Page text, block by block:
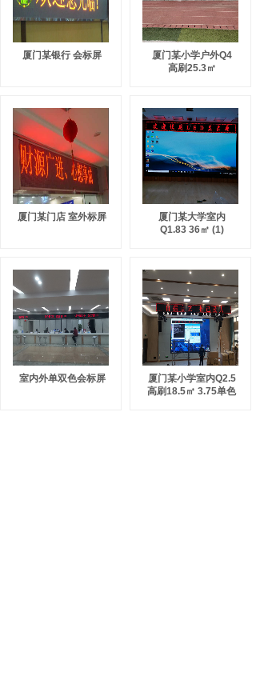
厦门某银行 会标屏
厦门某小学户外Q4
高刷25.3㎡
厦门某门店 室外标屏
厦门某大学室内
Q1.83 36㎡ (1)
室内外单双色会标屏
厦门某小学室内Q2.5
高刷18.5㎡ 3.75单色